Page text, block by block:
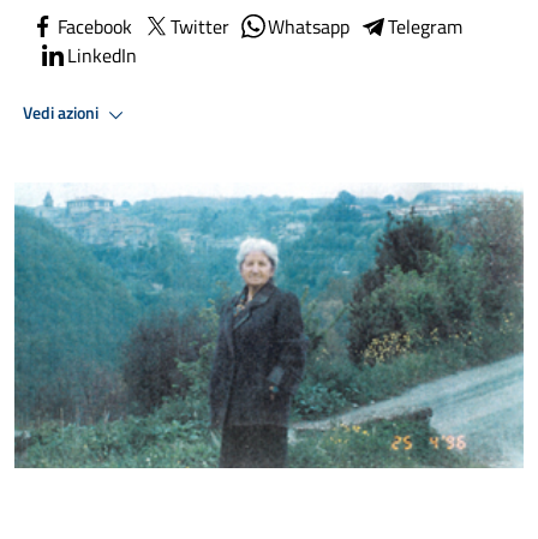
Facebook Twitter Whatsapp
Telegram
LinkedIn
Vedi azioni